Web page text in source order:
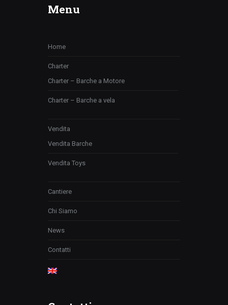
Menu
Home
Charter
Charter – Barche a Motore
Charter – Barche a vela
Vendita
Vendita Barche
Vendita Toys
Cantiere
Chi Siamo
News
Contatti